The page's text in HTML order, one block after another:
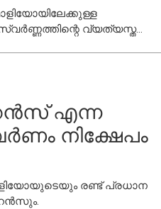
വ്യത്യസ്ത
എന്ന
നിക്ഷേപം
രണ്ട് പ്രധാന